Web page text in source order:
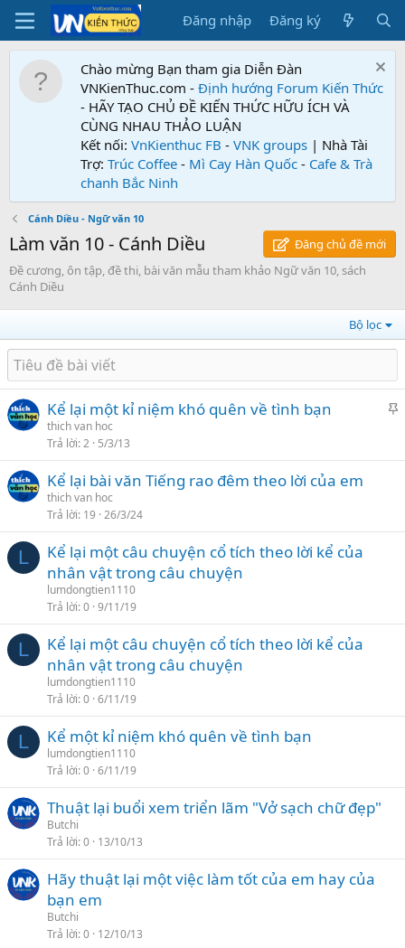
Đăng nhập Đăng ký
Chào mừng Bạn tham gia Diễn Đàn
VNKienThuc.com - Định hướng Forum Kiến Thức
- HÃY TẠO CHỦ ĐỀ KIẾN THỨC HỮU ÍCH VÀ
CÙNG NHAU THẢO LUẬN
Kết nối: VnKienthuc FB - VNK groups | Nhà Tài
Trợ: Trúc Coffee - Mì Cay Hàn Quốc - Cafe & Trà
chanh Bắc Ninh
Cánh Diều - Ngữ văn 10
Làm văn 10 - Cánh Diều
Đăng chủ đề mới
Đề cương, ôn tập, đề thi, bài văn mẫu tham khảo Ngữ văn 10, sách
Cánh Diều
Bộ lọc
Kể lại một kỉ niệm khó quên về tình bạn
thich van hoc
Trả lời 2 5/3/13
Kể lại bài văn Tiếng rao đêm theo lời của em
thich van hoc
Trả lời 19 26/3/24
L
Kể lại một câu chuyện cổ tích theo lời kể của
nhân vật trong câu chuyện
lumdongtien1110
Trả lời 0 9/11/19
L
Kể lại một câu chuyện cổ tích theo lời kể của
nhân vật trong câu chuyện
lumdongtien1110
Trả lời 0 6/11/19
L Kể một kỉ niệm khó quên về tình bạn
lumdongtien1110
Trả lời 0 6/11/19
Thuật lại buổi xem triển lãm "Vở sạch chữ đẹp"
Butchi
Trả lời 0 13/10/13
Hãy thuật lại một việc làm tốt của em hay của
bạn em
Butchi
Trả lời 0 12/10/13